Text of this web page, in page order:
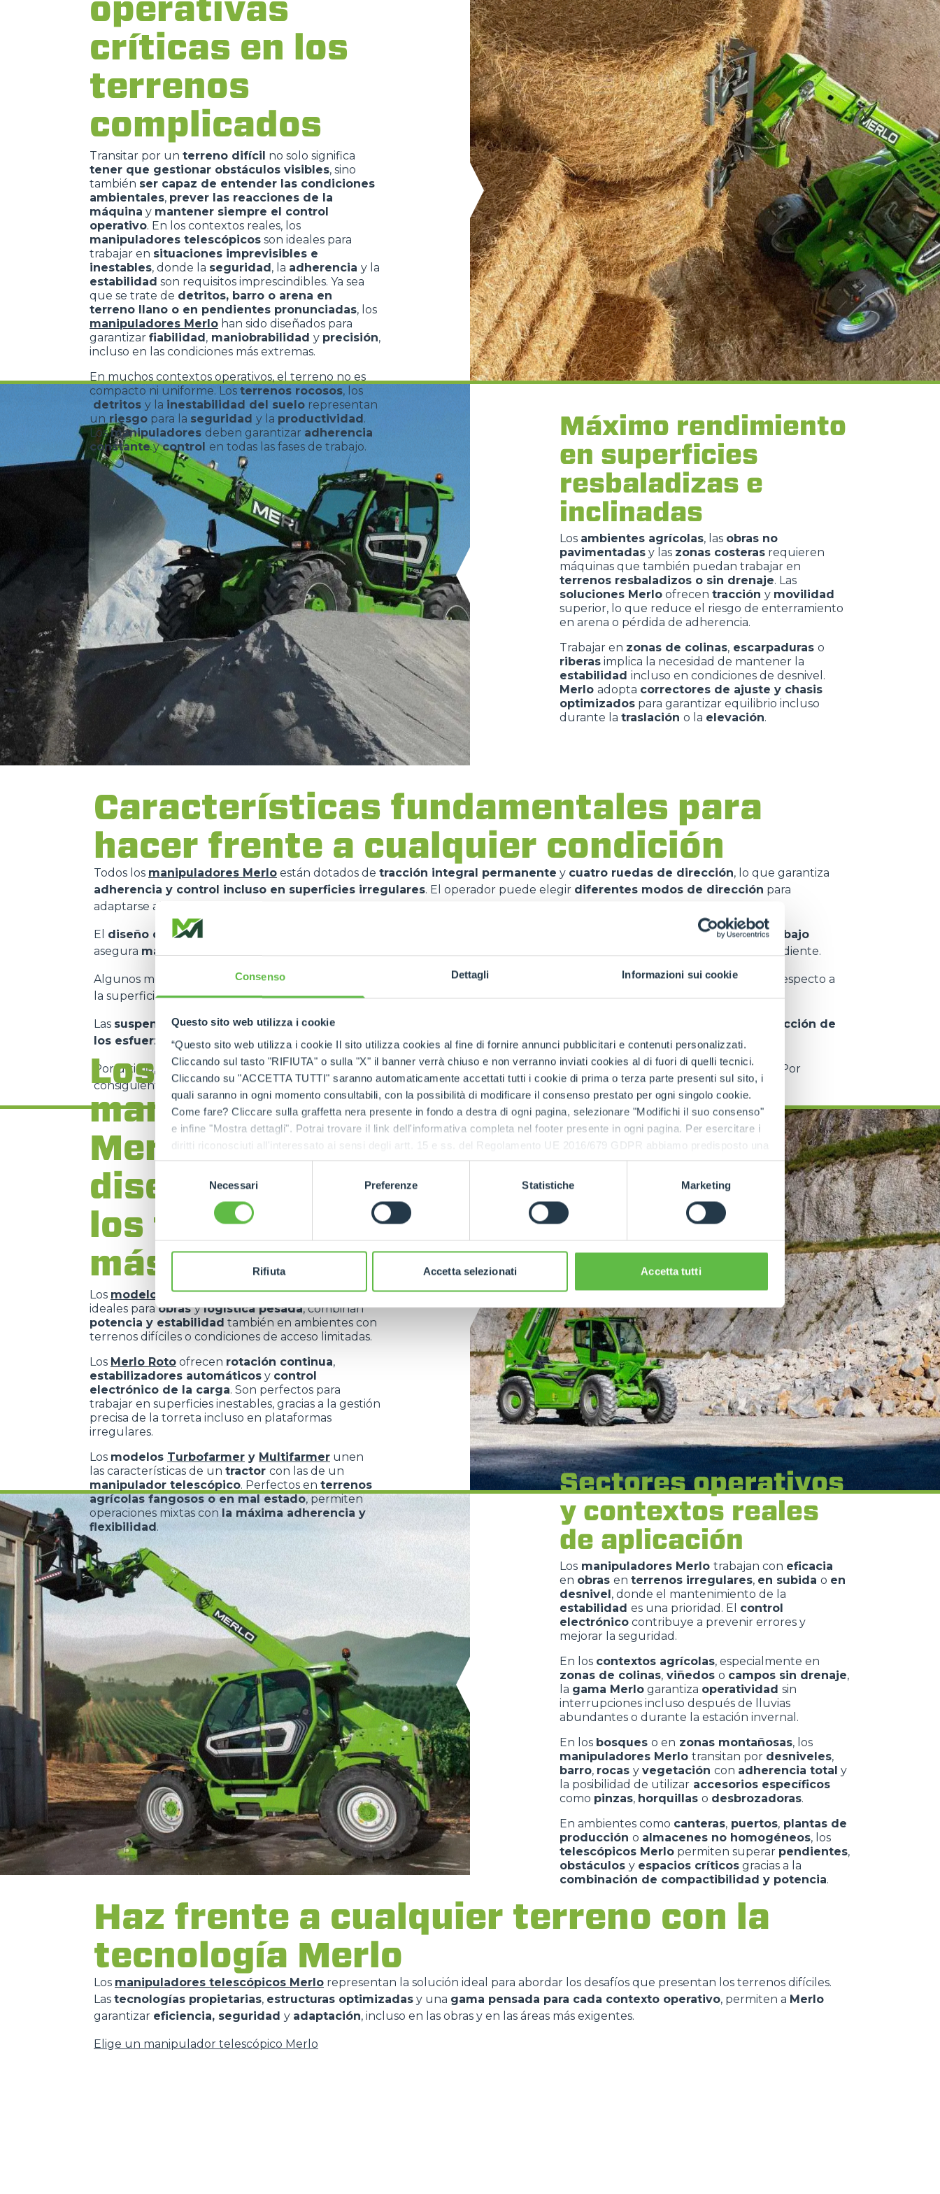
Consenso Dettagli Informazioni sui cookie
Questo sito web utilizza i cookie
“Questo sito web utilizza i cookie Il sito utilizza cookies al fine di fornire annunci pubblicitari e contenuti personalizzati.
Cliccando sul tasto "RIFIUTA" o sulla "X" il banner verrà chiuso e non verranno inviati cookies al di fuori di quelli tecnici.
Cliccando su "ACCETTA TUTTI" saranno automaticamente accettati tutti i cookie di prima o terza parte presenti sul sito, i
quali saranno in ogni momento consultabili, con la possibilità di modificare il consenso prestato per ogni singolo cookie.
Come fare? Cliccare sulla graffetta nera presente in fondo a destra di ogni pagina, selezionare "Modifichi il suo consenso"
e infine "Mostra dettagli". Potrai trovare il link dell'informativa completa nel footer presente in ogni pagina. Per esercitare i
diritti riconosciuti all'interessato ai sensi degli artt. 15 e ss. del Regolamento UE 2016/679 GDPR abbiamo predisposto una
apposita procedura.
del
consenso
Necessari Preferenze Statistiche Marketing
Rifiuta Accetta selezionati Accetta tutti
MUESTRA TODOS
HORCAS Y PINZAS
PLATAFORMAS
críticas en los
terrenos
complicados
Transitar por un terreno difícil no solo significa
tener que gestionar obstáculos visibles, sino
también ser capaz de entender las condiciones
ambientales, prever las reacciones de la
máquina y mantener siempre el control
operativo. En los contextos reales, los
manipuladores telescópicos son ideales para
trabajar en situaciones imprevisibles e
inestables, donde la seguridad, la adherencia y la
estabilidad son requisitos imprescindibles. Ya sea
que se trate de detritos, barro o arena en
terreno llano o en pendientes pronunciadas, los
manipuladores Merlo han sido diseñados para
garantizar fiabilidad, maniobrabilidad y precisión,
incluso en las condiciones más extremas.
En muchos contextos operativos, el terreno no es
compacto ni uniforme. Los terrenos rocosos, los
detritos y la inestabilidad del suelo representan
un riesgo para la seguridad y la productividad.
Losmanipuladores deben garantizar adherencia
constanteycontrol en todas las fases de trabajo.
Máximo rendimiento
en superficies
resbaladizas e
inclinadas
Los ambientes agrícolas, las obras no
pavimentadas y las zonas costeras requieren
máquinas que también puedan trabajar en
terrenos resbaladizos o sin drenaje. Las
soluciones Merlo ofrecen tracción y movilidad
superior, lo que reduce el riesgo de enterramiento
en arena o pérdida de adherencia.
Trabajar en zonas de colinas, escarpaduras o
riberas implica la necesidad de mantener la
estabilidad incluso en condiciones de desnivel.
Merlo adopta correctores de ajuste y chasis
optimizados para garantizar equilibrio incluso
durante la traslación o la elevación.
Características fundamentales para
hacer frente a cualquier condición
Todos los manipuladores Merlo están dotados de tracción integral permanente y cuatro ruedas de dirección, lo que garantiza
adherencia y control incluso en superficies irregulares. El operador puede elegir diferentes modos de dirección para
adaptarse al contexto.
El diseño de los chasis Merlo
baricentro más bajo
asegura mayor equilibrio , lo que reduce los riesgos de vuelco incluso durante la extensión del brazo o en terrenos en pendiente.
Algunos modelos están dotados de correctores de inclinación activos nivelación de la máquina
con respecto a
la superficie de trabajo, mejorando laseguridad, laprecisióny lafiabilidadincluso en superficies inclinadas.
Las suspensiones activasen la cabina, instaladas en algunos modelos garantizan
reducción de
los esfuerzosen la máquina y la carga. Un factor decisivo durante turnos largos o en terrenos irregulares.
Por último, la cabina suspendida permite trabajar también en condiciones extremas conprotección de las vibraciones
. Por
consiguiente, el operador tiene elcontrol totalincluso en las situaciones más delicadas.
Los
manipuladores
Merlo han sido
diseñados para
los terrenos
más exigentes
Los modelos de alta capacidad de elevación,
ideales paraobrasylogística pesada, combinan
potencia y estabilidad también en ambientes con
terrenos difíciles o condiciones de acceso limitadas.
Los Merlo Roto ofrecen rotación continua,
estabilizadores automáticos y control
electrónico de la carga. Son perfectos para
trabajar en superficies inestables, gracias a la gestión
precisa de la torreta incluso en plataformas
irregulares.
Los modelos Turbofarmer y Multifarmer unen
las características de un tractor con las de un
manipulador telescópico. Perfectos en terrenos
agrícolas fangosos o en mal estado, permiten
operaciones mixtas con la máxima adherencia y
flexibilidad.
Sectores operativos
y contextos reales
de aplicación
Los manipuladores Merlo trabajan con eficacia
en obras en terrenos irregulares, en subida o en
desnivel, donde el mantenimiento de la
estabilidad es una prioridad. El control
electrónico contribuye a prevenir errores y
mejorar la seguridad.
En los contextos agrícolas, especialmente en
zonas de colinas, viñedos o campos sin drenaje,
la gama Merlo garantiza operatividad sin
interrupciones incluso después de lluvias
abundantes o durante la estación invernal.
En los bosques o en zonas montañosas, los
manipuladores Merlo transitan por desniveles,
barro, rocas y vegetación con adherencia total y
la posibilidad de utilizar accesorios específicos
como pinzas, horquillas o desbrozadoras.
En ambientes como canteras, puertos, plantas de
producción o almacenes no homogéneos, los
telescópicos Merlo permiten superar pendientes,
obstáculos y espacios críticos gracias a la
combinación de compactibilidad y potencia.
Haz frente a cualquier terreno con la
tecnología Merlo
Los manipuladores telescópicos Merlo representan la solución ideal para abordar los desafíos que presentan los terrenos difíciles.
Las tecnologías propietarias, estructuras optimizadas y una gama pensada para cada contexto operativo, permiten a Merlo
garantizar eficiencia, seguridad y adaptación, incluso en las obras y en las áreas más exigentes.
Elige un manipulador telescópico Merlo